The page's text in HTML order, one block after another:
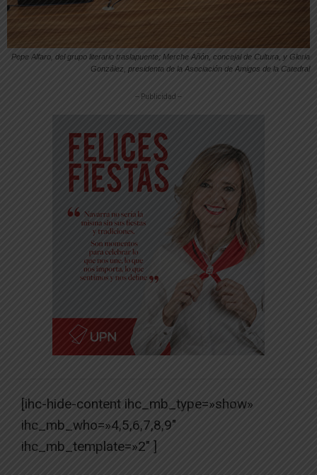
Pepe Alfaro, del grupo literario traslapuente; Merche Añón, concejal de Cultura, y Gloria
González, presidenta de la Asociación de Amigos de la Catedral
-- Publicidad --
[ihc-hide-content ihc_mb_type=»show»
ihc_mb_who=»4,5,6,7,8,9″
ihc_mb_template=»2″ ]